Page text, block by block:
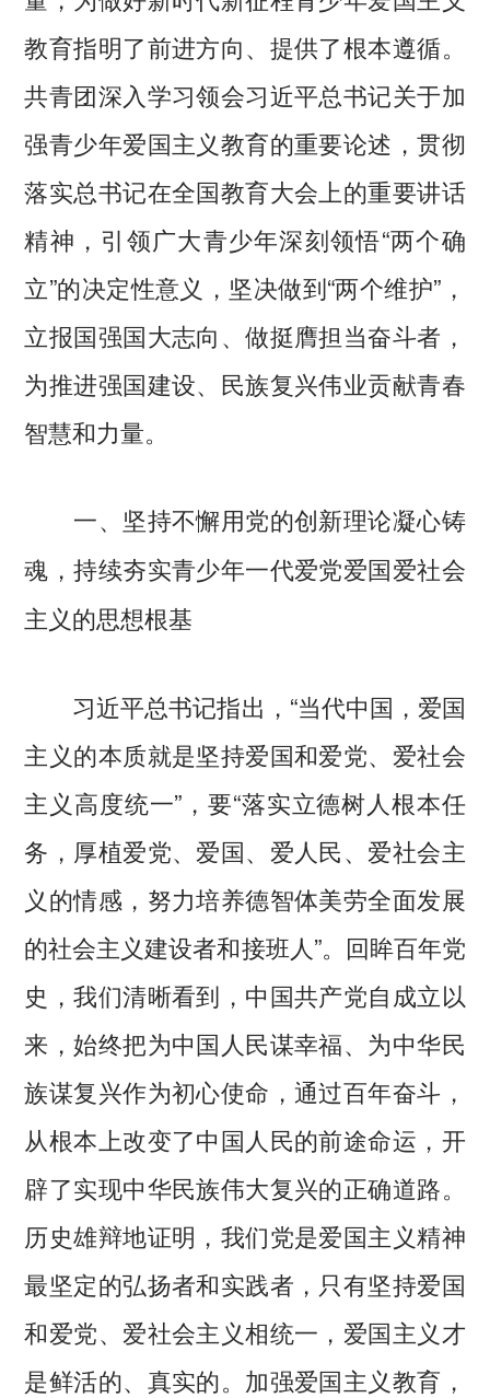
教育指明了前进方向、提供了根本遵循。
共青团深入学习领会习近平总书记关于加
强青少年爱国主义教育的重要论述，贯彻
落实总书记在全国教育大会上的重要讲话
精神，引领广大青少年深刻领悟“两个确
立”的决定性意义，坚决做到“两个维护”，
立报国强国大志向、做挺膺担当奋斗者，
为推进强国建设、民族复兴伟业贡献青春
智慧和力量。
一、坚持不懈用党的创新理论凝心铸
魂，持续夯实青少年一代爱党爱国爱社会
主义的思想根基
习近平总书记指出，“当代中国，爱国
主义的本质就是坚持爱国和爱党、爱社会
主义高度统一”，要“落实立德树人根本任
务，厚植爱党、爱国、爱人民、爱社会主
义的情感，努力培养德智体美劳全面发展
的社会主义建设者和接班人”。回眸百年党
史，我们清晰看到，中国共产党自成立以
来，始终把为中国人民谋幸福、为中华民
族谋复兴作为初心使命，通过百年奋斗，
从根本上改变了中国人民的前途命运，开
辟了实现中华民族伟大复兴的正确道路。
历史雄辩地证明，我们党是爱国主义精神
最坚定的弘扬者和实践者，只有坚持爱国
和爱党、爱社会主义相统一，爱国主义才
是鲜活的、真实的。加强爱国主义教育，